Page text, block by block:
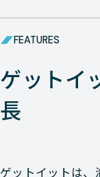
FEATURES
ゲットイ
長
ゲットイットは、